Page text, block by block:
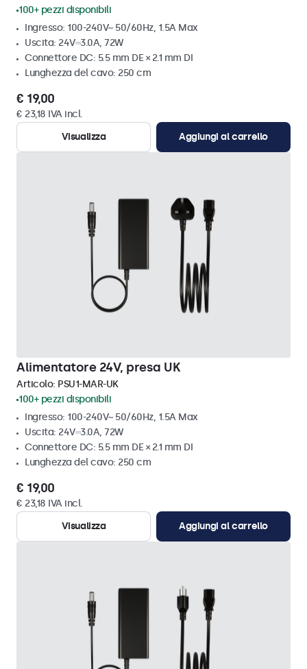
100+ pezzi disponibili
Ingresso: 100-240V~ 50/60Hz, 1.5A Max
Uscita: 24V⎓3.0A, 72W
Connettore DC: 5.5 mm DE × 2.1 mm DI
Lunghezza del cavo: 250 cm
€ 19,00
€ 23,18 IVA incl.
Visualizza
Aggiungi al carrello
Alimentatore 24V, presa UK
Articolo: PSU1-MAR-UK
100+ pezzi disponibili
Ingresso: 100-240V~ 50/60Hz, 1.5A Max
Uscita: 24V⎓3.0A, 72W
Connettore DC: 5.5 mm DE × 2.1 mm DI
Lunghezza del cavo: 250 cm
€ 19,00
€ 23,18 IVA incl.
Visualizza
Aggiungi al carrello